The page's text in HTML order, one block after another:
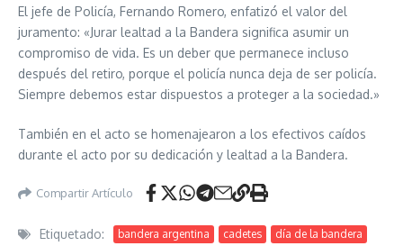
El jefe de Policía, Fernando Romero, enfatizó el valor del
juramento: «Jurar lealtad a la Bandera significa asumir un
compromiso de vida. Es un deber que permanece incluso
después del retiro, porque el policía nunca deja de ser policía.
Siempre debemos estar dispuestos a proteger a la sociedad.»
También en el acto se homenajearon a los efectivos caídos
durante el acto por su dedicación y lealtad a la Bandera.
Compartir Artículo
Etiquetado: bandera argentina cadetes día de la bandera